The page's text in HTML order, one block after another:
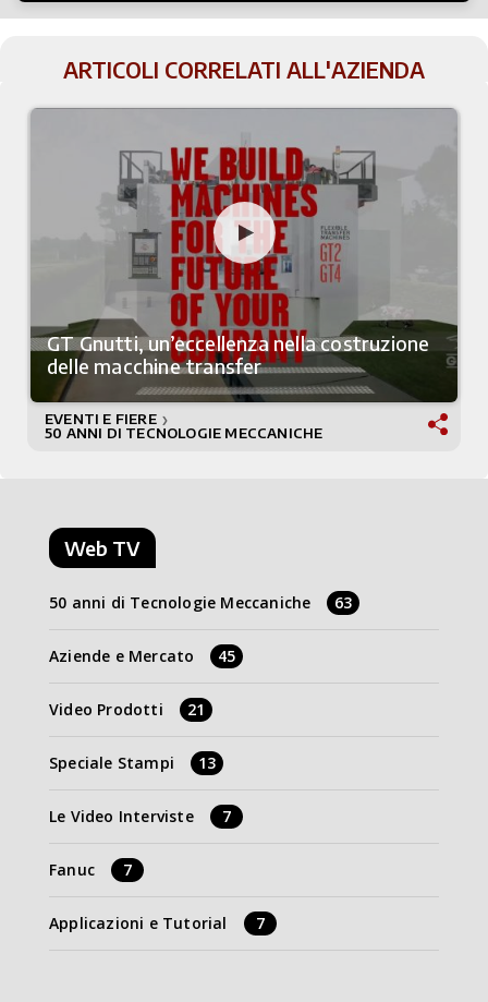
ARTICOLI CORRELATI ALL'AZIENDA
GT Gnutti, un’eccellenza nella costruzione
delle macchine transfer
EVENTI E FIERE❯
50 ANNI DI TECNOLOGIE MECCANICHE
Web TV
50 anni di Tecnologie Meccaniche 63
Aziende e Mercato 45
Video Prodotti 21
Speciale Stampi 13
Le Video Interviste 7
Fanuc 7
Applicazioni e Tutorial 7